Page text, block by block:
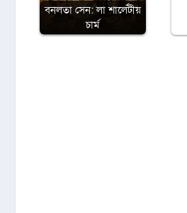
বনলতা সেন: লা শার্লেটীয়
চার্ম